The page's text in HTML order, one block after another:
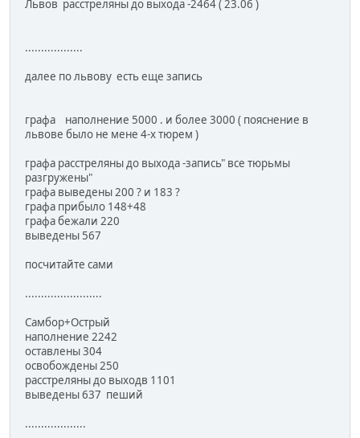
Львов расстреляны до выхода -2464 ( 23.06 )
..................
далее по львову есть еще запись
графа наполнение 5000 . и более 3000 ( пояснение в
львове было не мене 4-х тюрем )
графа расстреляны до выхода -запись" все тюрьмы
разгружены"
графа выведены 200 ? и 183 ?
графа прибыло 148+48
графа бежали 220
выведены 567
посчитайте сами
........................
Самбор+Острый
наполнение 2242
оставлены 304
освобождены 250
расстреляны до выходв 1101
выведены 637 пеший
...................